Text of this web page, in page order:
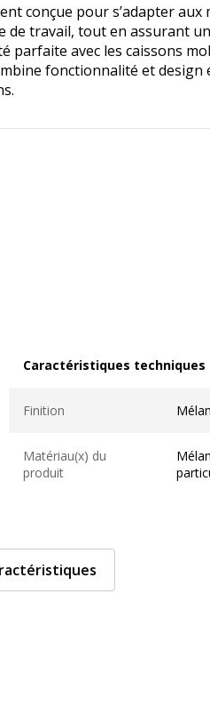
conçue pour s’adapter aux
de travail, tout en assurant
avec les caissons
fonctionnalité et
Caractéristiques techniques
Finition
Matériau(x) du
produit